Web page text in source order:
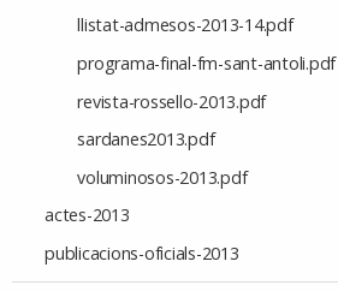
llistat-admesos-2013-14.pdf
programa-final-fm-sant-antoli.pdf
revista-rossello-2013.pdf
sardanes2013.pdf
voluminosos-2013.pdf
actes-2013
publicacions-oficials-2013